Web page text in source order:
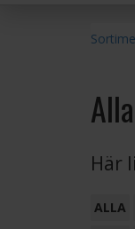
Här
ALLA